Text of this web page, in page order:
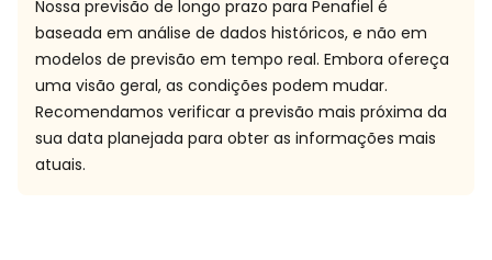
Nossa previsão de longo prazo para Penafiel é
baseada em análise de dados históricos, e não em
modelos de previsão em tempo real. Embora ofereça
uma visão geral, as condições podem mudar.
Recomendamos verificar a previsão mais próxima da
sua data planejada para obter as informações mais
atuais.